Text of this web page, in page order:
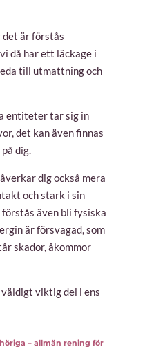
det är förstås
då har ett läckage i
till utmattning och
entiteter tar sig in
det kan även finnas
dig.
dig också mera
och stark i sin
även bli fysiska
är försvagad, som
skador, åkommor
viktig del i ens
– allmän rening för